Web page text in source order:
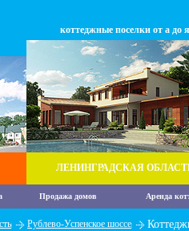
коттеджные поселки от а до я
ЛЕНИНГРАДСКАЯ
Продажа домов Аренда
Рублево-Успенское шоссе